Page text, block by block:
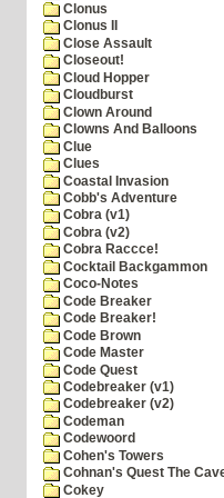
Clonus
Clonus II
Close Assault
Closeout!
Cloud Hopper
Cloudburst
Clown Around
Clowns And Balloons
Clue
Clues
Coastal Invasion
Cobb's Adventure
Cobra (v1)
Cobra (v2)
Cobra Raccce!
Cocktail Backgammon
Coco-Notes
Code Breaker
Code Breaker!
Code Brown
Code Master
Code Quest
Codebreaker (v1)
Codebreaker (v2)
Codeman
Codewoord
Cohen's Towers
Cohnan's Quest The
Cokey